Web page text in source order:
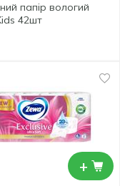
папір вологий
42шт
+